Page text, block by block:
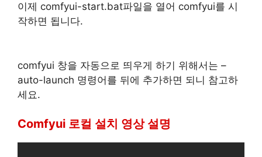
이제 comfyui-start.bat파일을 열어 comfyui를 시
작하면 됩니다.
comfyui 창을 자동으로 띄우게 하기 위해서는 –
auto-launch 명령어를 뒤에 추가하면 되니 참고하
세요.
Comfyui 로컬 설치 영상 설명